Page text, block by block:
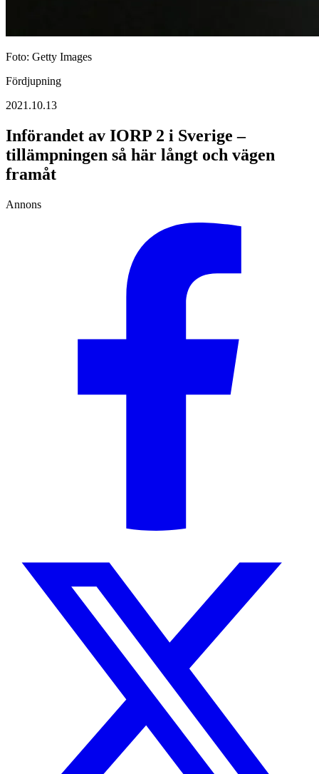
Foto: Getty Images
Fördjupning
2021.10.13
Införandet av IORP 2 i Sverige –
tillämpningen så här långt och vägen
framåt
Annons